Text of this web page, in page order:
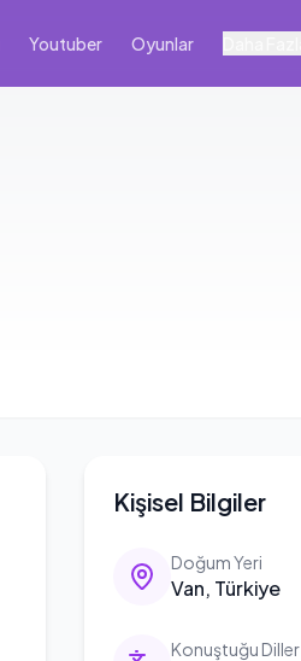
Youtuber Oyunlar
Kişisel Bilgiler
Doğum Yeri
Van, Türkiye
Konuştuğu Diller